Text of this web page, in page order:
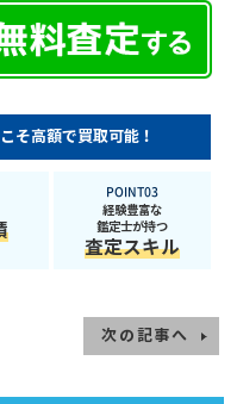
そ高額で買取可能！
POINT03
経験豊富な
鑑定士が持つ
査定スキル
次の記事へ